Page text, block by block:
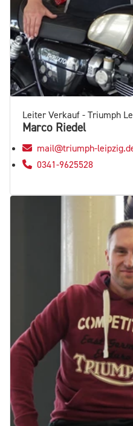
Leiter Verkauf - Triumph
Marco Riedel
mail@triumph-
0341-9625528